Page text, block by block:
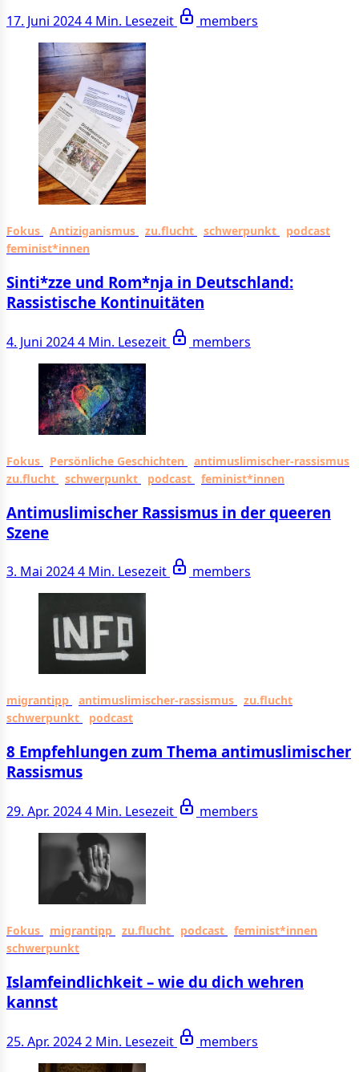
17. Juni 20244 Min. Lesezeit members
Fokus Antiziganismus zu.flucht schwerpunkt
podcast
feminist*innen
Sinti*zze und Rom*nja in Deutschland:
Rassistische Kontinuitäten
4. Juni 20244 Min. Lesezeit members
Fokus Persönliche Geschichten
antimuslimischer-rassismus
zu.flucht
schwerpunkt podcast feminist*innen
Antimuslimischer Rassismus in der queeren
Szene
3. Mai 20244 Min. Lesezeit members
migrantipp antimuslimischer-rassismus
zu.flucht
schwerpunkt
podcast
8 Empfehlungen zum Thema antimuslimischer
Rassismus
29. Apr. 20244 Min. Lesezeit members
Fokus migrantipp zu.flucht podcast
feminist*innen
schwerpunkt
Islamfeindlichkeit – wie du dich wehren
kannst
25. Apr. 20242 Min. Lesezeit members